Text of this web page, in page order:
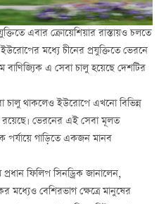
এবার ক্রোয়েশিয়ার রাস্তায়ও চলতে
মধ্যে চীনের প্রযুক্তিতে ভেরনে
বাণিজ্যিক এ সেবা চালু হয়েছে দেশটির
চালু থাকলেও ইউরোপে এখনো বিভিন্ন
রয়েছে। ভেরনের এই সেবা মূলত
পর্যায়ে গাড়িতে একজন মানব
ফিলিপ সিনড্রিক জানালেন,
মধ্যেও বেশিরভাগ ক্ষেত্রে মানুষের